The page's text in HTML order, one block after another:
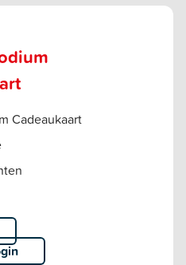
Cadeaukaart